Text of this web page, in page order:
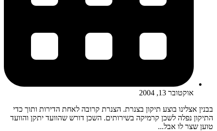
אוקטובר 13, 2004
בבנין אצלינו בוצע תיקון בצנרת. הצנרת קרובה לאחת הדירות ותוך כדי
התיקון נפלה לשכן קרמיקה בשירותים. השכן דורש שהוועד יתקן והוועד
טוען שצר לו אבל...